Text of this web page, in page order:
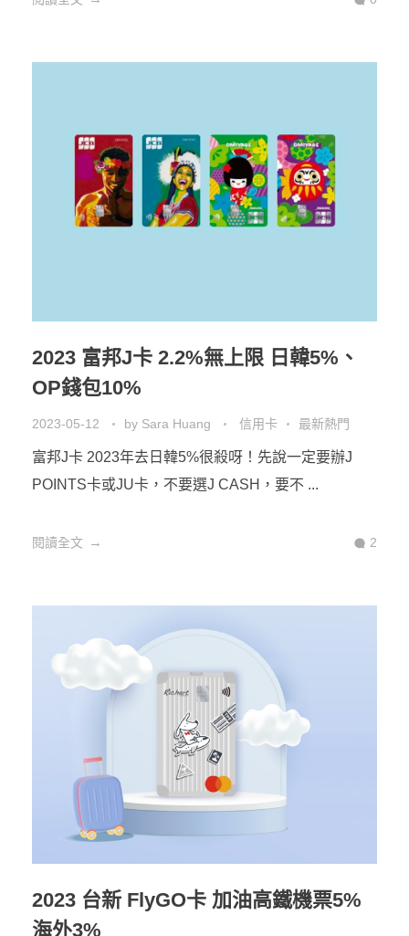
2023 富邦J卡 2.2%無上限 日韓5%、
OP錢包10%
2023-05-12 by Sara Huang 信用卡 最新熱門
富邦J卡 2023年去日韓5%很殺呀！先說一定要辦J
POINTS卡或JU卡，不要選J CASH，要不 ...
閱讀全文 2
2023 台新 FlyGO卡 加油高鐵機票5%
海外3%